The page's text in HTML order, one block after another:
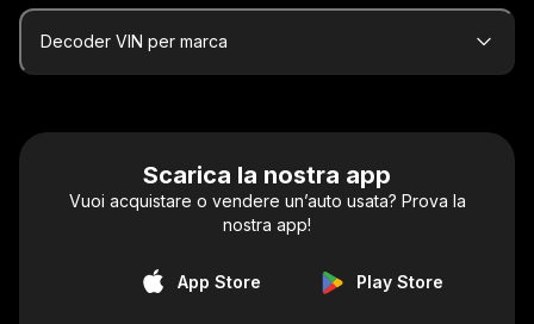
Decoder VIN per marca
Scarica la nostra app
Vuoi acquistare o vendere un’auto usata? Prova la
nostra app!
App Store Play Store